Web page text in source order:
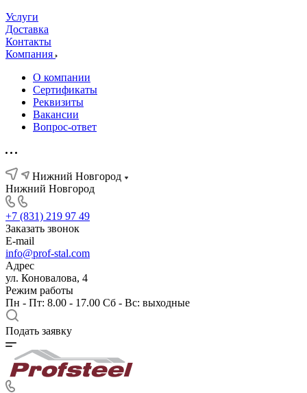
Услуги
Доставка
Контакты
Компания
О компании
Сертификаты
Реквизиты
Вакансии
Вопрос-ответ
Нижний Новгород
Нижний Новгород
+7 (831) 219 97 49
Заказать звонок
E-mail
info@prof-stal.com
Адрес
ул. Коновалова, 4
Режим работы
Пн - Пт: 8.00 - 17.00 Сб - Вс: выходные
Подать заявку